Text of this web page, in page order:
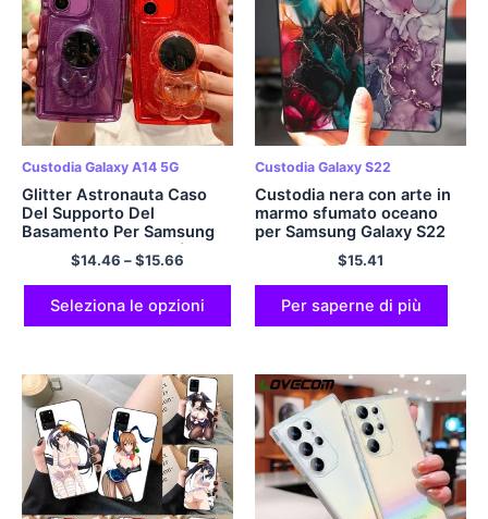
Custodia Galaxy A14 5G
Glitter Astronauta Caso
Del Supporto Del
Basamento Per Samsung
S23 Ultra S22 S21 Più A23
A13 A14 A34 A54 A32
A52 A51 a71 A72 Molle
Della Copertura
Trasparente
$14.46 –$15.66
Seleziona le opzioni
Custodia Galaxy S22
Custodia nera con arte in
marmo sfumato oceano
per Samsung Galaxy S22
S21 S20 FE S23 Plus NOTA
20 Ultra S23Ultra
S22Cover in silicone Ultra
$15.41
Per saperne di più